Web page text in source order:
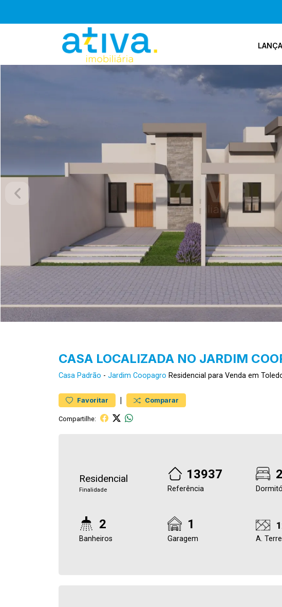
CASA LOCALIZADA NO JARDIM
Casa Padrão - Jardim Coopagro Residencial para Venda em
Favoritar | Comparar
Compartilhe:
Residencial
Finalidade
13937
Referência
2
2
Banheiros
1
Garagem A.